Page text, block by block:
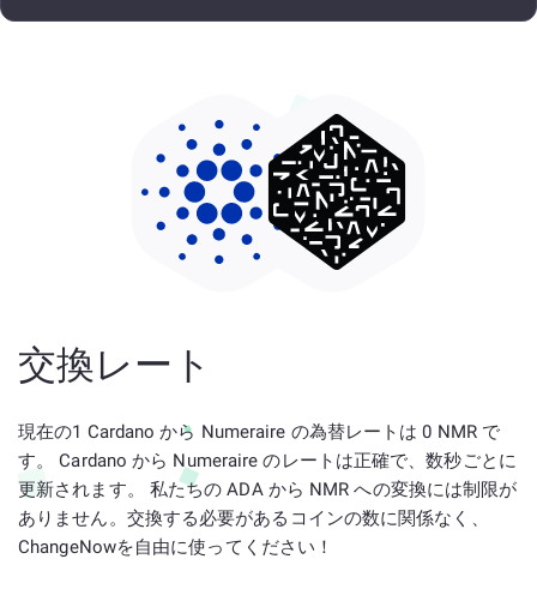
交換レート
現在の1 Cardano から Numeraire の為替レートは 0 NMR で
す。 Cardano から Numeraire のレートは正確で、数秒ごとに
更新されます。 私たちの ADA から NMR への変換には制限が
ありません。交換する必要があるコインの数に関係なく、
ChangeNowを自由に使ってください！